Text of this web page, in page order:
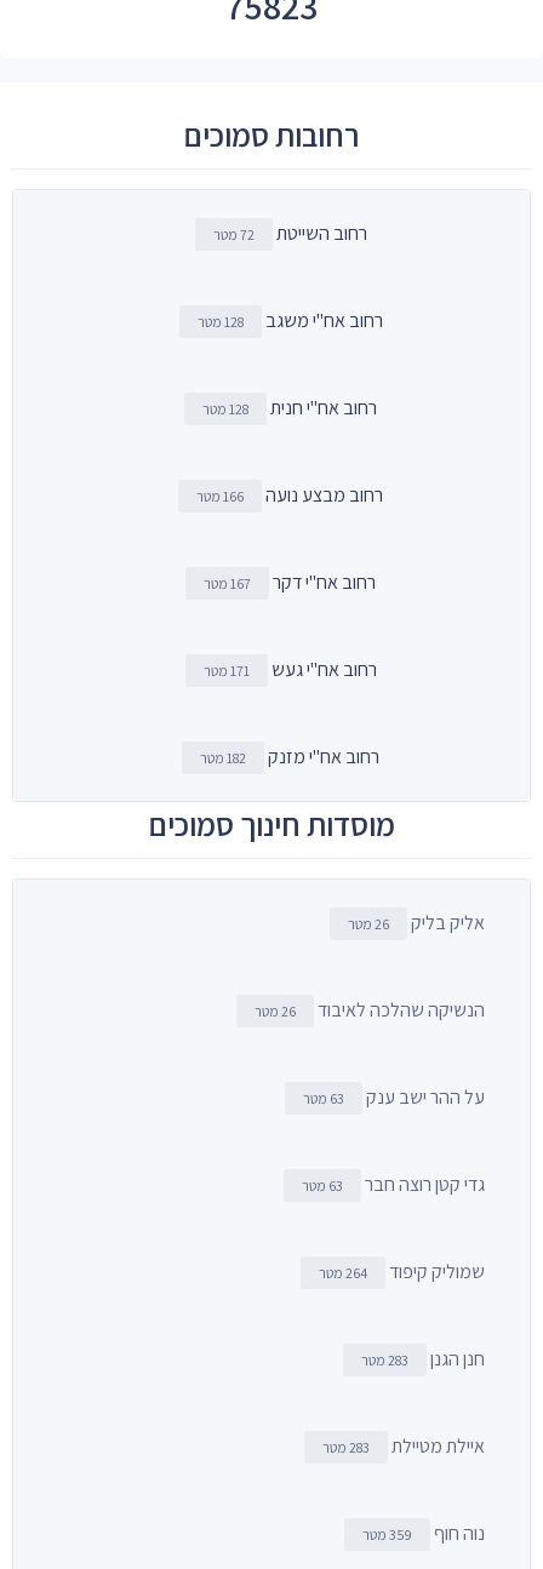
רחובות סמוכים
רחוב השייטת 72 מטר
רחוב אח"י משגב 128 מטר
רחוב אח"י חנית 128 מטר
רחוב מבצע נועה 166 מטר
רחוב אח"י דקר 167 מטר
רחוב אח"י געש 171 מטר
רחוב אח"י מזנק 182 מטר
מוסדות חינוך סמוכים
אליק בליק 26 מטר
הנשיקה שהלכה לאיבוד 26 מטר
על ההר ישב ענק 63 מטר
גדי קטן רוצה חבר 63 מטר
שמוליק קיפוד 264 מטר
חנן הגנן 283 מטר
איילת מטיילת 283 מטר
נוה חוף 359 מטר